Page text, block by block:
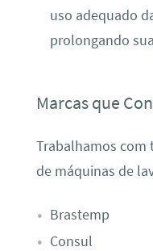
uso adequado
prolongando
Marcas que
Trabalhamos com
de máquinas de
Brastemp
Consul